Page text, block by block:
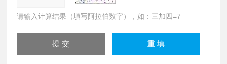
请输入计算结果（填写阿拉伯数字），如：三加四=7